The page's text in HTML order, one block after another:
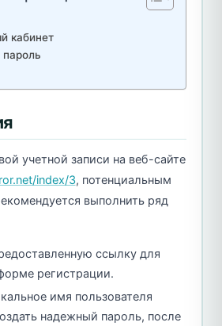
кабинет
пароль
учетной записи на веб-сайте
index/3, потенциальным
выполнить ряд
ссылку для
регистрации.
имя пользователя
надежный пароль, после